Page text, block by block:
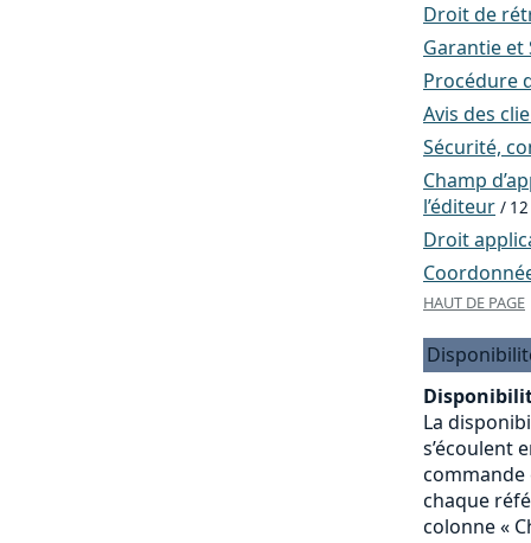
Droit de
Garantie et
Procédure
Avis des
Sécurité,
Champ
l’éditeur / 12
Droit
HAUT DE PAGE
La
s’écoulent
commande
chaque
colonne «